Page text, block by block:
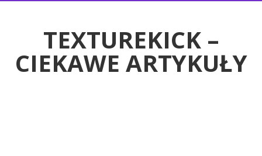
TEXTUREKICK –
CIEKAWE ARTYKUŁY